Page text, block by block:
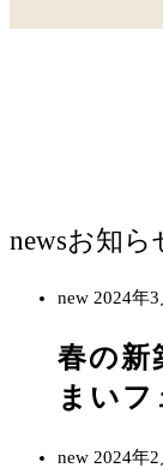
newsお知ら
new 2024年3
春の新
まいフ
new 2024年2